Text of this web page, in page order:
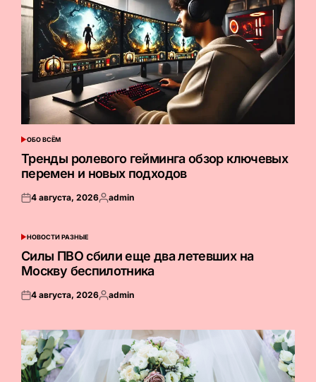
ОПУБЛИКОВАНО
В
ОБО ВСЁМ
Тренды ролевого гейминга обзор ключевых
перемен и новых подходов
Опубликовано
4 августа, 2026Запись
admin
ОПУБЛИКОВАНО
В
НОВОСТИ РАЗНЫЕ
Силы ПВО сбили еще два летевших на
Москву беспилотника
Опубликовано
4 августа, 2026Запись
admin